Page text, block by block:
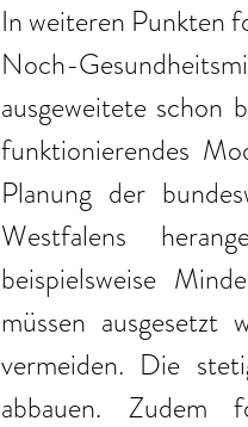
In weiteren Punkten
Noch-
ausgeweitete schon
funktionierendes
Planung der
Westfalens
beispielsweise
müssen ausgesetzt
vermeiden. Die
abbauen. Zudem